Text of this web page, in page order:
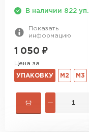
В наличии 822 уп.
Показать
информацию
1 050 ₽
Цена за
УПАКОВКУ М2 М3